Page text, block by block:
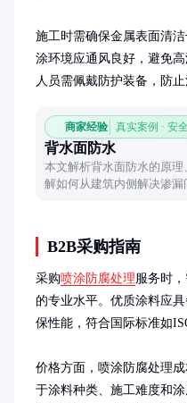
施工时需确保金属表面清
涂环境应通风良好，避免
人员需佩戴防护装备，防
商家经验 真实案例 · 安
背水面防水
本文解析背水面防水的原
解如何从建筑内侧解决渗
B2B采购指南
采购喷涂防腐处理服务时
的专业水平。优质涂料应
保性能，符合国际标准如
价格方面，喷涂防腐处理
于涂料种类、施工难度和